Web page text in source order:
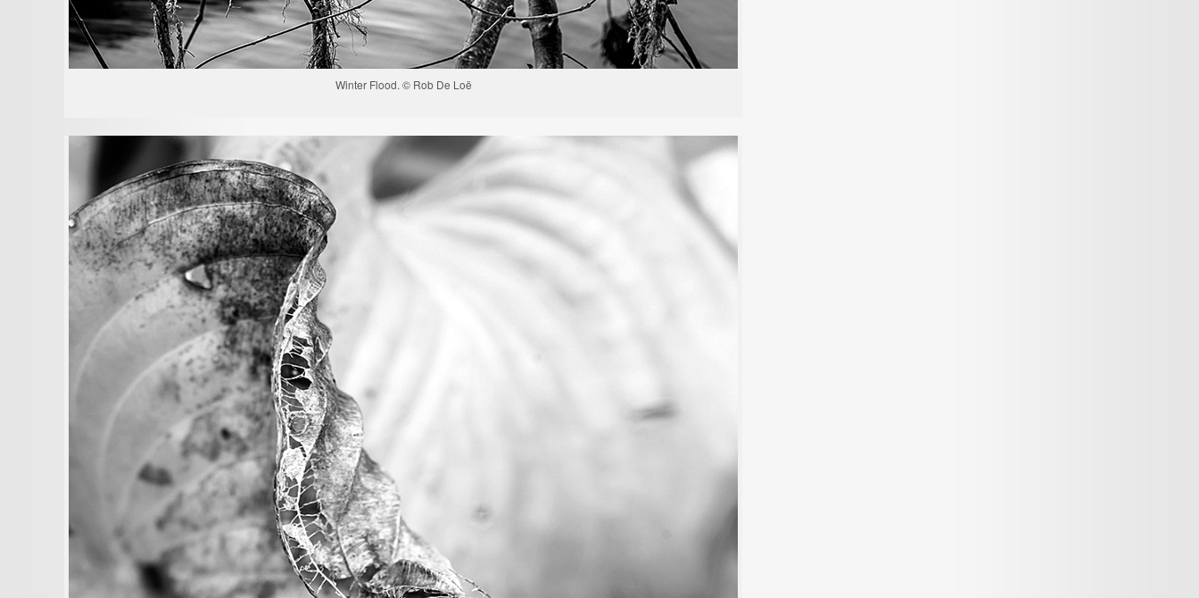
Winter Flood. © Rob De Loë